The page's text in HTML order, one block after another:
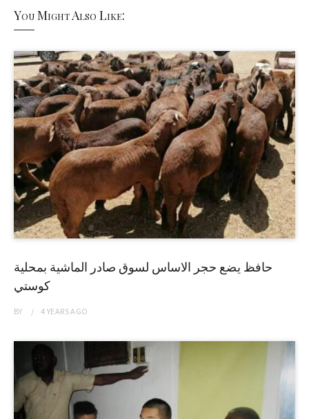
You Might Also Like:
حافظ يضع حجر الاساس لسوق صادر الماشية بمحلية
كوستي
BY 4 YEARSAGO